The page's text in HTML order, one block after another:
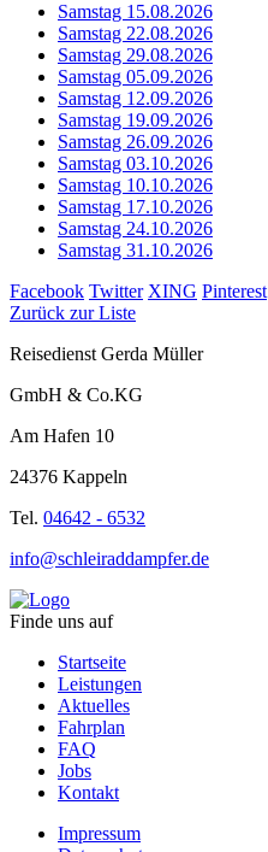
Samstag 15.08.2026
Samstag 22.08.2026
Samstag 29.08.2026
Samstag 05.09.2026
Samstag 12.09.2026
Samstag 19.09.2026
Samstag 26.09.2026
Samstag 03.10.2026
Samstag 10.10.2026
Samstag 17.10.2026
Samstag 24.10.2026
Samstag 31.10.2026
Facebook Twitter XING Pinterest
Zurück zur Liste
Reisedienst Gerda Müller
GmbH & Co.KG
Am Hafen 10
24376 Kappeln
Tel. 04642 - 6532
info@schleiraddampfer.de
Finde uns auf
Startseite
Leistungen
Aktuelles
Fahrplan
FAQ
Jobs
Kontakt
Impressum